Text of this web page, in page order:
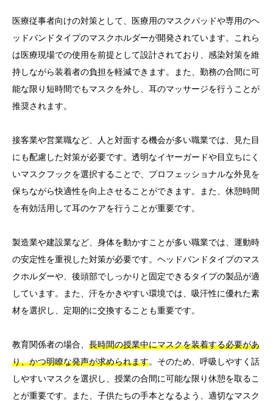
医療従事者向けの対策として、医療用のマスクパッドや専用のヘ
ッドバンドタイプのマスクホルダーが開発されています。これら
は医療現場での使用を前提として設計されており、感染対策を維
持しながら装着者の負担を軽減できます。また、勤務の合間に可
能な限り短時間でもマスクを外し、耳のマッサージを行うことが
推奨されます。
接客業や営業職など、人と対面する機会が多い職業では、見た目
にも配慮した対策が必要です。透明なイヤーガードや目立ちにく
いマスクフックを選択することで、プロフェッショナルな外見を
保ちながら快適性を向上させることができます。また、休憩時間
を有効活用して耳のケアを行うことが重要です。
製造業や建設業など、身体を動かすことが多い職業では、運動時
の安定性を重視した対策が必要です。ヘッドバンドタイプのマス
クホルダーや、後頭部でしっかりと固定できるタイプの製品が適
しています。また、汗をかきやすい環境では、吸汗性に優れた素
材を選択し、定期的に交換することも重要です。
教育関係者の場合、 長時間の授業中にマスクを装着する必要があ
り、かつ明瞭な発声が求められます。そのため、呼吸しやすく話
しやすいマスクを選択し、授業の合間に可能な限り休憩を取るこ
とが重要です。また、子供たちの手本となるよう、適切なマスク